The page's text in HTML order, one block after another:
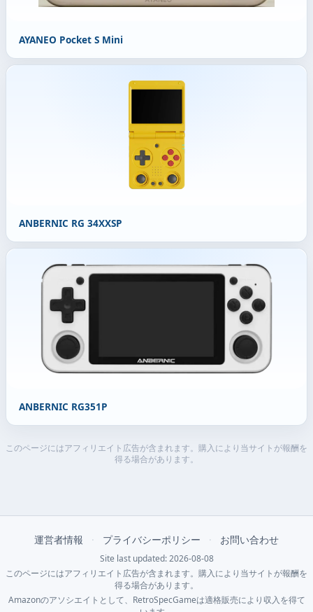
AYANEO Pocket S Mini
ANBERNIC RG 34XXSP
ANBERNIC RG351P
このページにはアフィリエイト広告が含まれます。購入により当サイトが報酬を
得る場合があります。
運営者情報 · プライバシーポリシー · お問い合わせ
Site last updated: 2026-08-08
このページにはアフィリエイト広告が含まれます。購入により当サイトが報酬を
得る場合があります。
Amazonのアソシエイトとして、RetroSpecGameは適格販売により収入を得て